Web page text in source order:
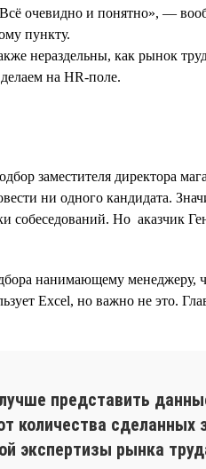
очевидно и понятно», —
пункту.
нераздельны, как рынок
на HR-поле.
заместителя директора
ни одного кандидата.
собеседований. Но аказчик
нанимающему менеджеру,
Excel, но важно не это.
представить
количества сделанных
экспертизы рынка